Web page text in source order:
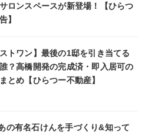
ロンスペースが新登場！【ひらつ
】
ストワン】最後の1邸を引き当てる
？高橋開発の完成済・即入居可の
とめ【ひらつー不動産】
の有名石けんを手づくり&知って